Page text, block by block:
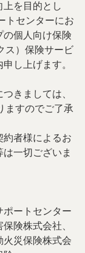
上を目的とし
トセンターにお
の個人向け保険
ス）保険サービ
し上げます。
きましては、
ますのでご了承
約者様によるお
一切ございま
ポートセンター
険株式会社、
火災保険株式会